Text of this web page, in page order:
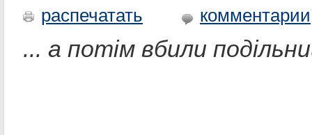
распечатать комментарии
... а потім вбили